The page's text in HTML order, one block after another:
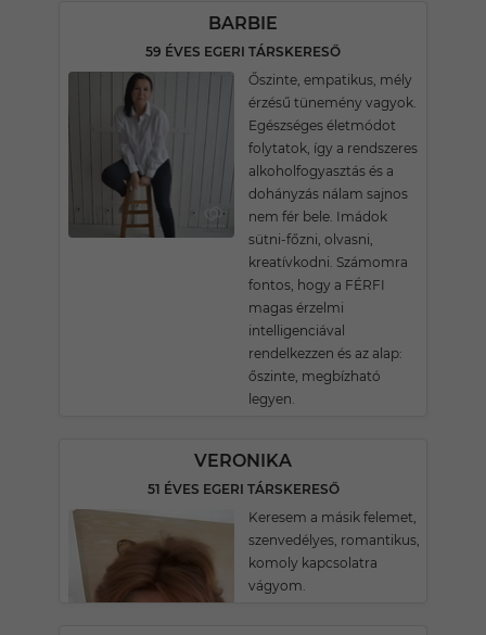
BARBIE
59 ÉVES EGERI TÁRSKERESŐ
Őszinte, empatikus, mély
érzésű tünemény vagyok.
Egészséges életmódot
folytatok, így a rendszeres
alkoholfogyasztás és a
dohányzás nálam sajnos
nem fér bele. Imádok
sütni-főzni, olvasni,
kreatívkodni. Számomra
fontos, hogy a FÉRFI
magas érzelmi
intelligenciával
rendelkezzen és az alap:
őszinte, megbízható
legyen.
VERONIKA
51 ÉVES EGERI TÁRSKERESŐ
Keresem a másik felemet,
szenvedélyes, romantikus,
komoly kapcsolatra
vágyom.